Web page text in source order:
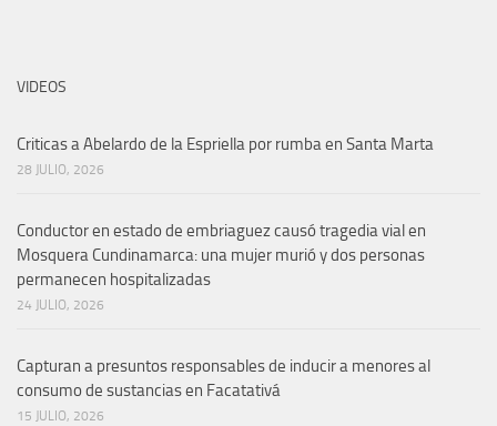
VIDEOS
Criticas a Abelardo de la Espriella por rumba en Santa Marta
28 JULIO, 2026
Conductor en estado de embriaguez causó tragedia vial en
Mosquera Cundinamarca: una mujer murió y dos personas
permanecen hospitalizadas
24 JULIO, 2026
Capturan a presuntos responsables de inducir a menores al
consumo de sustancias en Facatativá
15 JULIO, 2026